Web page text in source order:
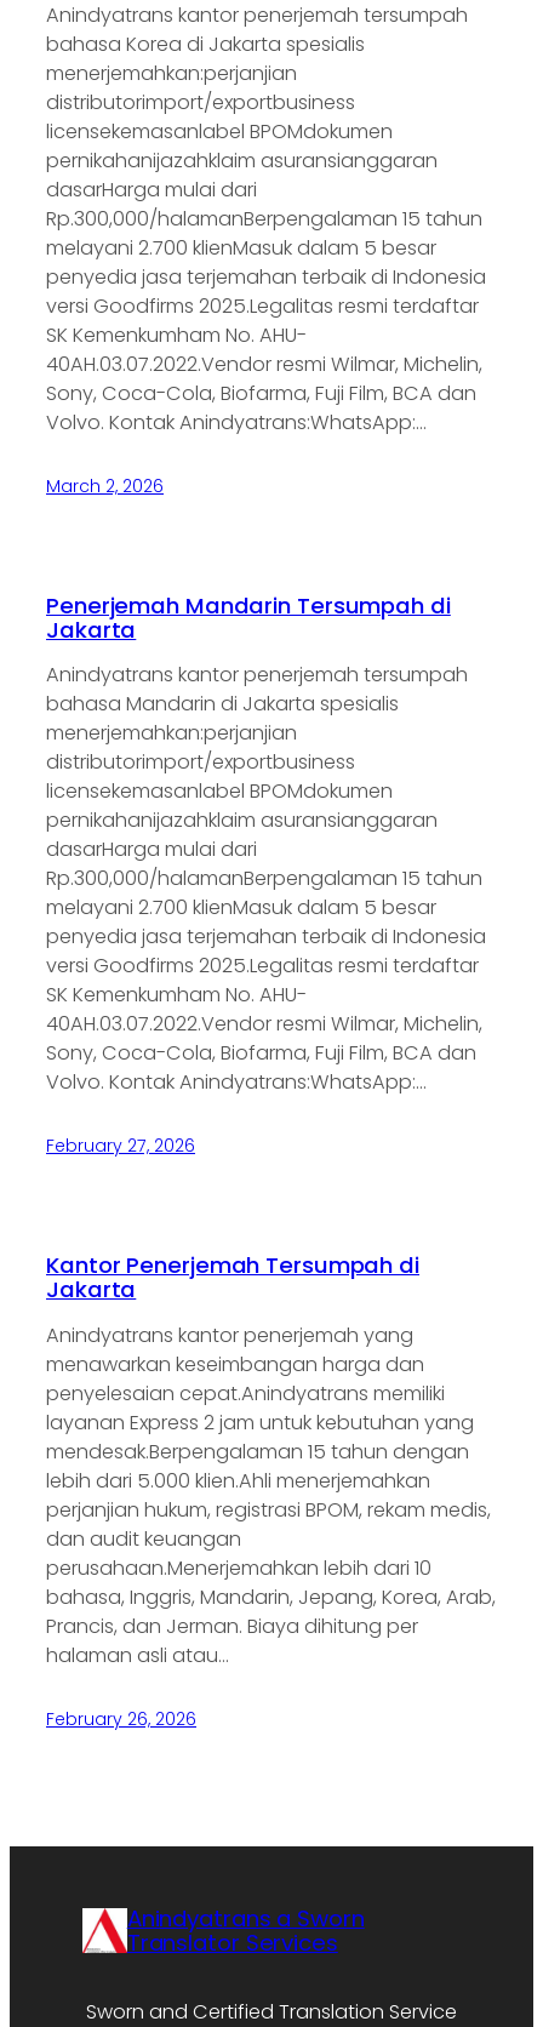
Anindyatrans kantor penerjemah tersumpah
bahasa Korea di Jakarta spesialis
menerjemahkan:perjanjian
distributorimport/exportbusiness
licensekemasanlabel BPOMdokumen
pernikahanijazahklaim asuransianggaran
dasarHarga mulai dari
Rp.300,000/halamanBerpengalaman 15 tahun
melayani 2.700 klienMasuk dalam 5 besar
penyedia jasa terjemahan terbaik di Indonesia
versi Goodfirms 2025.Legalitas resmi terdaftar
SK Kemenkumham No. AHU-
40AH.03.07.2022.Vendor resmi Wilmar, Michelin,
Sony, Coca-Cola, Biofarma, Fuji Film, BCA dan
Volvo. Kontak Anindyatrans:WhatsApp:…
March 2, 2026
Penerjemah Mandarin Tersumpah di
Jakarta
Anindyatrans kantor penerjemah tersumpah
bahasa Mandarin di Jakarta spesialis
menerjemahkan:perjanjian
distributorimport/exportbusiness
licensekemasanlabel BPOMdokumen
pernikahanijazahklaim asuransianggaran
dasarHarga mulai dari
Rp.300,000/halamanBerpengalaman 15 tahun
melayani 2.700 klienMasuk dalam 5 besar
penyedia jasa terjemahan terbaik di Indonesia
versi Goodfirms 2025.Legalitas resmi terdaftar
SK Kemenkumham No. AHU-
40AH.03.07.2022.Vendor resmi Wilmar, Michelin,
Sony, Coca-Cola, Biofarma, Fuji Film, BCA dan
Volvo. Kontak Anindyatrans:WhatsApp:…
February 27, 2026
Kantor Penerjemah Tersumpah di
Jakarta
Anindyatrans kantor penerjemah yang
menawarkan keseimbangan harga dan
penyelesaian cepat.Anindyatrans memiliki
layanan Express 2 jam untuk kebutuhan yang
mendesak.Berpengalaman 15 tahun dengan
lebih dari 5.000 klien.Ahli menerjemahkan
perjanjian hukum, registrasi BPOM, rekam medis,
dan audit keuangan
perusahaan.Menerjemahkan lebih dari 10
bahasa, Inggris, Mandarin, Jepang, Korea, Arab,
Prancis, dan Jerman. Biaya dihitung per
halaman asli atau…
February 26, 2026
Anindyatrans a Sworn
Translator Services
Sworn and Certified Translation Service